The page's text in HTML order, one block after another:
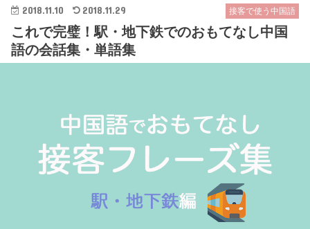
接客で使う中国語
2018.11.10 2018.11.29
これで完璧！駅・地下鉄でのおもてなし中国
語の会話集・単語集